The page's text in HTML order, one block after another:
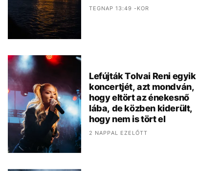
TEGNAP 13:49 -KOR
Lefújták Tolvai Reni egyik
koncertjét, azt mondván,
hogy eltört az énekesnő
lába, de közben kiderült,
hogy nem is tört el
2 NAPPAL EZELŐTT